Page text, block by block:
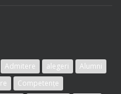
Admitere alegeri
Alumni
Competențe